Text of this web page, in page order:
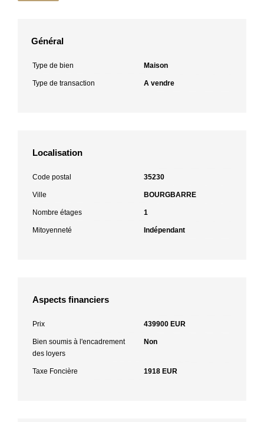
Général
Type de bien Maison
Type de transaction A vendre
Localisation
Code postal 35230
Ville BOURGBARRE
Nombre étages 1
Mitoyenneté Indépendant
Aspects financiers
Prix 439900 EUR
Bien soumis à l'encadrement
des loyers
Non
Taxe Foncière 1918 EUR